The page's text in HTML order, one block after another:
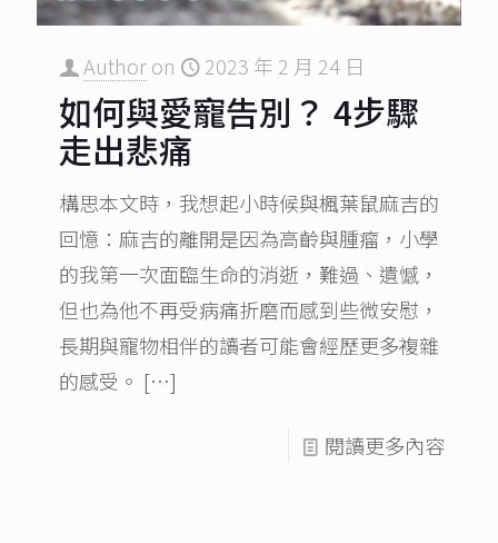
Authoron 2023 年 2 月 24 日
如何與愛寵告別？ 4步驟
走出悲痛
構思本文時，我想起小時候與楓葉鼠麻吉的
回憶：麻吉的離開是因為高齡與腫瘤，小學
的我第一次面臨生命的消逝，難過、遺憾，
但也為他不再受病痛折磨而感到些微安慰，
長期與寵物相伴的讀者可能會經歷更多複雜
的感受。 […]
閱讀更多內容